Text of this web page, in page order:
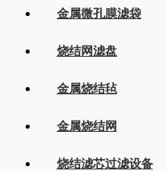
金属微孔膜滤袋
烧结网滤盘
金属烧结毡
金属烧结网
烧结滤芯过滤设备